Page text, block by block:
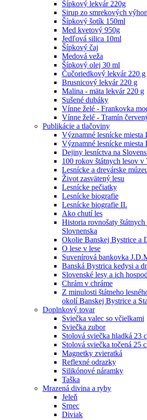
Šípkový lekvár 220g
Sirup zo smrekových
Šípkový šotík 150ml
Med kvetový 950g
Jedľová silica 10ml
Šípkový čaj
Medová veža
Šípkový olej 30 ml
Čučoriedkový lekvár 220 g
Brusnicový lekvár 220 g
Malina - mäta lekvár 220 g
Sušené dubáky
Vínne želé - Frankovka
Vínne želé - Tramín
Publikácie a tlačoviny
Významné lesnícke miesta
Významné lesnícke miesta
Dejiny lesníctva na
100 rokov štátnych lesov
Lesnícke a drevárske
Život zasvätený lesu
Lesnícke pečiatky
Lesnícke biografie
Lesnícke biografie II.
Ako chutí les
Historia rovnošaty štátnych
Slovnenska
Okolie Banskej Bystrice a
O lese v lese
Suvenírová bankovka
Banská Bystrica kedysi a
Slovenské lesy a ich
Chrám v chráme
Z minulosti štátneho
okolí Banskej Bystrice a
Doplnkový tovar
Sviečka valec so včielkami
Sviečka zubor
Stolová sviečka hladká 23
Stolová sviečka točená 25
Magnetky zvieratká
Reflexné odrazky
Silikónové náramky
Taška
Mrazená divina a ryby
Jeleň
Srnec
Diviak